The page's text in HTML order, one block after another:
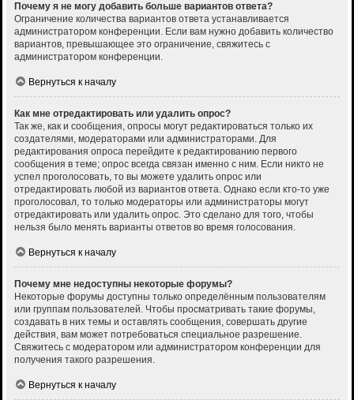
Почему я не могу добавить больше вариантов ответа?
Ограничение количества вариантов ответа устанавливается
администратором конференции. Если вам нужно добавить количество
вариантов, превышающее это ограничение, свяжитесь с
администратором конференции.
Вернуться к началу
Как мне отредактировать или удалить опрос?
Так же, как и сообщения, опросы могут редактироваться только их
создателями, модераторами или администраторами. Для
редактирования опроса перейдите к редактированию первого
сообщения в теме; опрос всегда связан именно с ним. Если никто не
успел проголосовать, то вы можете удалить опрос или
отредактировать любой из вариантов ответа. Однако если кто-то уже
проголосовал, то только модераторы или администраторы могут
отредактировать или удалить опрос. Это сделано для того, чтобы
нельзя было менять варианты ответов во время голосования.
Вернуться к началу
Почему мне недоступны некоторые форумы?
Некоторые форумы доступны только определённым пользователям
или группам пользователей. Чтобы просматривать такие форумы,
создавать в них темы и оставлять сообщения, совершать другие
действия, вам может потребоваться специальное разрешение.
Свяжитесь с модератором или администратором конференции для
получения такого разрешения.
Вернуться к началу